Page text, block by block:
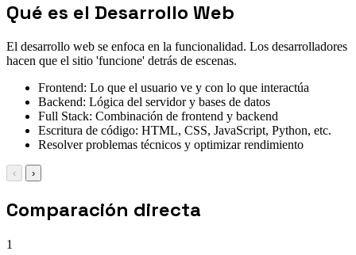
Qué es el Desarrollo Web
El desarrollo web se enfoca en la funcionalidad. Los desarrolladores
hacen que el sitio 'funcione' detrás de escenas.
Frontend: Lo que el usuario ve y con lo que interactúa
Backend: Lógica del servidor y bases de datos
Full Stack: Combinación de frontend y backend
Escritura de código: HTML, CSS, JavaScript, Python, etc.
Resolver problemas técnicos y optimizar rendimiento
‹ ›
Comparación directa
1